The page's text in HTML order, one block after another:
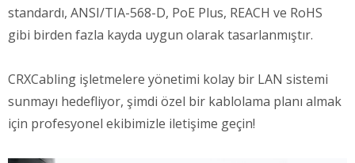
standardı, ANSI/TIA-568-D, PoE Plus, REACH ve RoHS
gibi birden fazla kayda uygun olarak tasarlanmıştır.
CRXCabling işletmelere yönetimi kolay bir LAN sistemi
sunmayı hedefliyor, şimdi özel bir kablolama planı almak
için profesyonel ekibimizle iletişime geçin!